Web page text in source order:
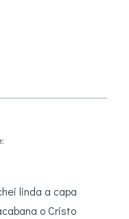
linda a capa
o Cristo